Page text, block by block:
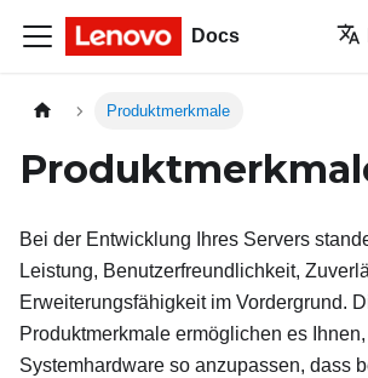
Docs
Produktmerkmale
Bei der Entwicklung Ihres Servers
Leistung, Benutzerfreundlichkeit,
Erweiterungsfähigkeit im Vordergrund.
Produktmerkmale ermöglichen es
Systemhardware so anzupassen, dass